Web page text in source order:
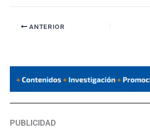
ANTERIOR
PUBLICIDAD